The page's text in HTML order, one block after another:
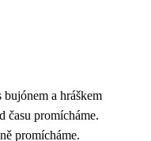
a hráškem
času promícháme.
promícháme.